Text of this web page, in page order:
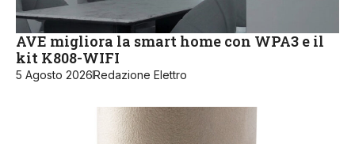
AVE migliora la smart home con WPA3 e il
kit K808-WIFI
5 Agosto 2026Redazione Elettro